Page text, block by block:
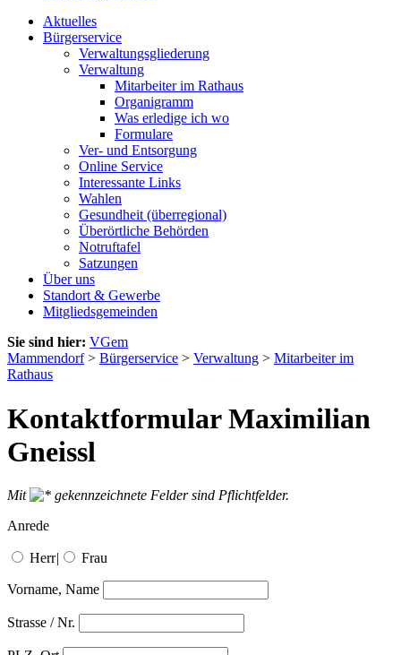
Aktuelles
Bürgerservice
Verwaltungsgliederung
Verwaltung
Mitarbeiter im Rathaus
Organigramm
Was erledige ich wo
Formulare
Ver- und Entsorgung
Online Service
Interessante Links
Wahlen
Gesundheit (überregional)
Überörtliche Behörden
Notruftafel
Satzungen
Über uns
Standort & Gewerbe
Mitgliedsgemeinden
Sie sind hier: VGem
Mammendorf> Bürgerservice > Verwaltung > Mitarbeiter im
Rathaus
Kontaktformular Maximilian
Gneissl
Mit
gekennzeichnete Felder sind Pflichtfelder.
Anrede
Herr| Frau
Vorname, Name
Strasse / Nr.